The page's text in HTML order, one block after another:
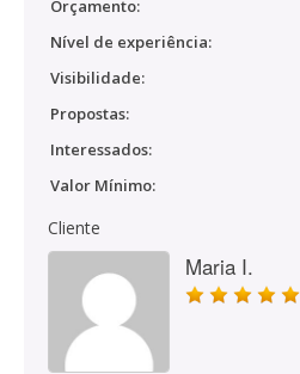
Orçamento:
Nível de experiência:
Visibilidade:
Propostas:
Interessados:
Valor Mínimo:
Cliente
Maria I.